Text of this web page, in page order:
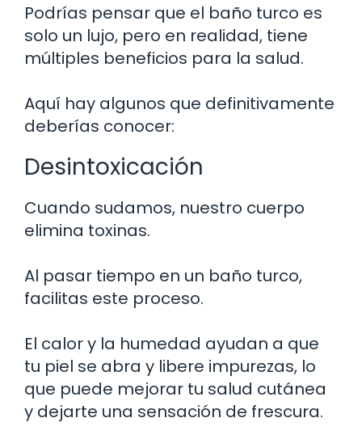
Podrías pensar que el baño turco es
solo un lujo, pero en realidad, tiene
múltiples beneficios para la salud.
Aquí hay algunos que definitivamente
deberías conocer:
Desintoxicación
Cuando sudamos, nuestro cuerpo
elimina toxinas.
Al pasar tiempo en un baño turco,
facilitas este proceso.
El calor y la humedad ayudan a que
tu piel se abra y libere impurezas, lo
que puede mejorar tu salud cutánea
y dejarte una sensación de frescura.